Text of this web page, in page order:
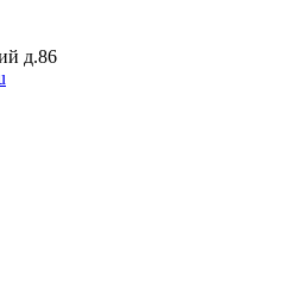
д.86